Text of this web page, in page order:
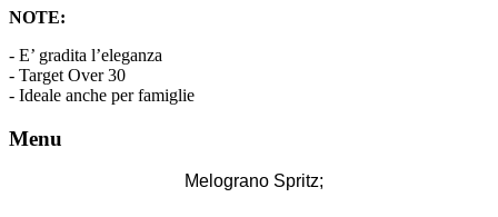
NOTE:
- E’ gradita l’eleganza
- Target Over 30
- Ideale anche per famiglie
Menu
Melograno Spritz;